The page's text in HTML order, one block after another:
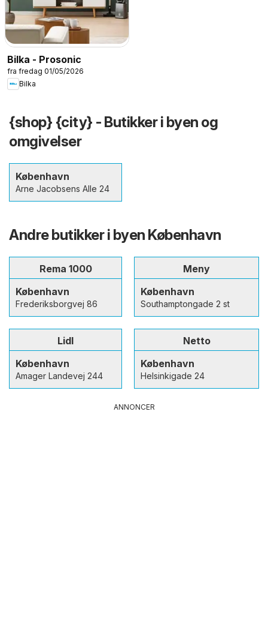
Bilka - Prosonic
fra fredag 01/05/2026
Bilka
{shop} {city} - Butikker i byen og
omgivelser
København
Arne Jacobsens Alle 24
Andre butikker i byen København
Rema 1000
København
Frederiksborgvej 86
Meny
København
Southamptongade 2 st
Lidl
København
Amager Landevej 244
Netto
København
Helsinkigade 24
ANNONCER